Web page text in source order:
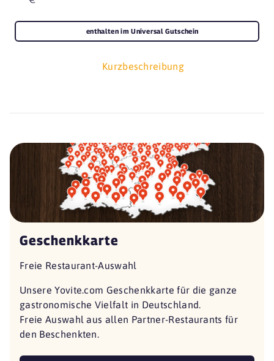
Kurzbeschreibung
enthalten im Universal Gutschein
Geschenkkarte
Freie Restaurant-Auswahl
Unsere Yovite.com Geschenkkarte für die ganze
gastronomische Vielfalt in Deutschland.
Freie Auswahl aus allen Partner-Restaurants für
den Beschenkten.